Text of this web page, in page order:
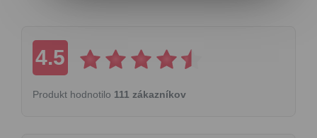
4.5
Produkt hodnotilo 111 zákazníkov